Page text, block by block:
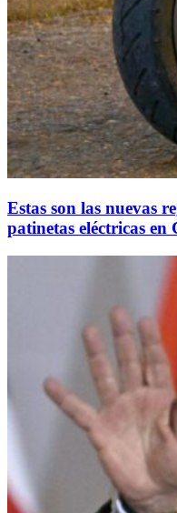
Estas son las nuevas
patinetas eléctricas en